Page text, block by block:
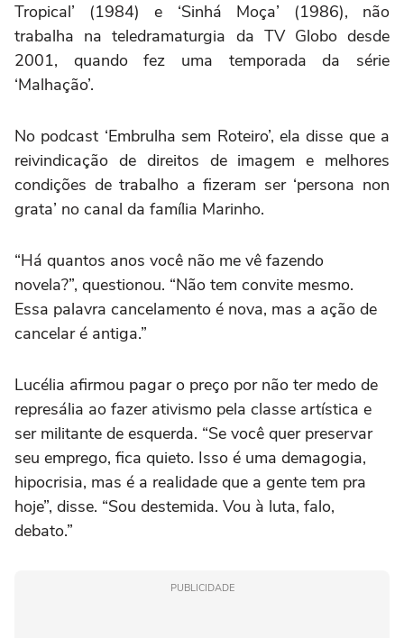
Tropical’ (1984) e ‘Sinhá Moça’ (1986), não
trabalha na teledramaturgia da TV Globo desde
2001, quando fez uma temporada da série
‘Malhação’.
No podcast ‘Embrulha sem Roteiro’, ela disse que a
reivindicação de direitos de imagem e melhores
condições de trabalho a fizeram ser ‘persona non
grata’ no canal da família Marinho.
“Há quantos anos você não me vê fazendo
novela?”, questionou. “Não tem convite mesmo.
Essa palavra cancelamento é nova, mas a ação de
cancelar é antiga.”
Lucélia afirmou pagar o preço por não ter medo de
represália ao fazer ativismo pela classe artística e
ser militante de esquerda. “Se você quer preservar
seu emprego, fica quieto. Isso é uma demagogia,
hipocrisia, mas é a realidade que a gente tem pra
hoje”, disse. “Sou destemida. Vou à luta, falo,
debato.”
PUBLICIDADE